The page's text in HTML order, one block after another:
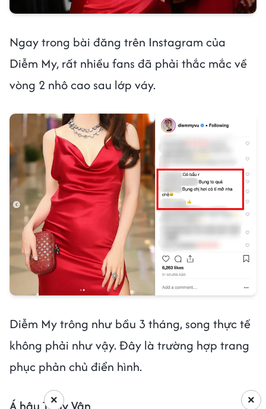
Ngay trong bài đăng trên Instagram của
Diễm My, rất nhiều fans đã phải thắc mắc về
vòng 2 nhô cao sau lớp váy.
Diễm My trông như bầu 3 tháng, song thực tế
không phải như vậy. Đây là trường hợp trang
phục phản chủ điển hình.
×
×